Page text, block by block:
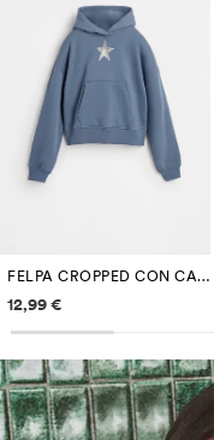
FELPA CROPPED CON CAPPUCCIO
Informazioni sui
12,99 €